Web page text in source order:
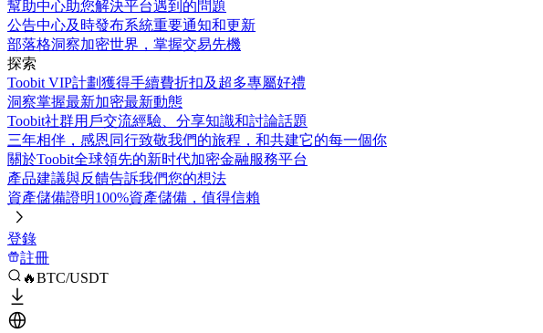
幫助中心助您解決平台遇到的問題
公告中心及時發布系統重要通知和更新
部落格洞察加密世界，掌握交易先機
探索
Toobit VIP計劃獲得手續費折扣及超多專屬好禮
洞察掌握最新加密最新動態
Toobit社群用戶交流經驗、分享知識和討論話題
三年相伴，感恩同行致敬我們的旅程，和共建它的每一個你
關於Toobit全球領先的新时代加密金融服務平台
產品建議與反饋告訴我們您的想法
資產儲備證明100%資產儲備，值得信賴
登錄
註冊
🔥BTC/USDT